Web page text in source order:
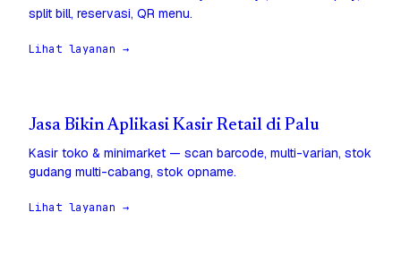
split bill, reservasi, QR menu.
Lihat layanan →
Jasa Bikin Aplikasi Kasir Retail di Palu
Kasir toko & minimarket — scan barcode, multi-varian, stok
gudang multi-cabang, stok opname.
Lihat layanan →